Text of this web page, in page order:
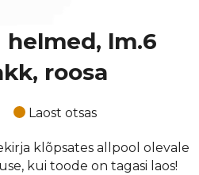
helmed, lm.6
roosa
Laost otsas
klõpsates allpool olevale
kui toode on tagasi laos!